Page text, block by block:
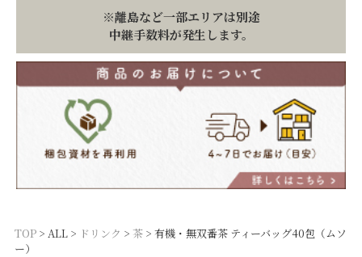
※離島など一部エリアは別途
中継手数料が発生します。
TOP ALL ドリンク 茶
有機・無双番茶 ティーバッグ40包（ムソ
ー）